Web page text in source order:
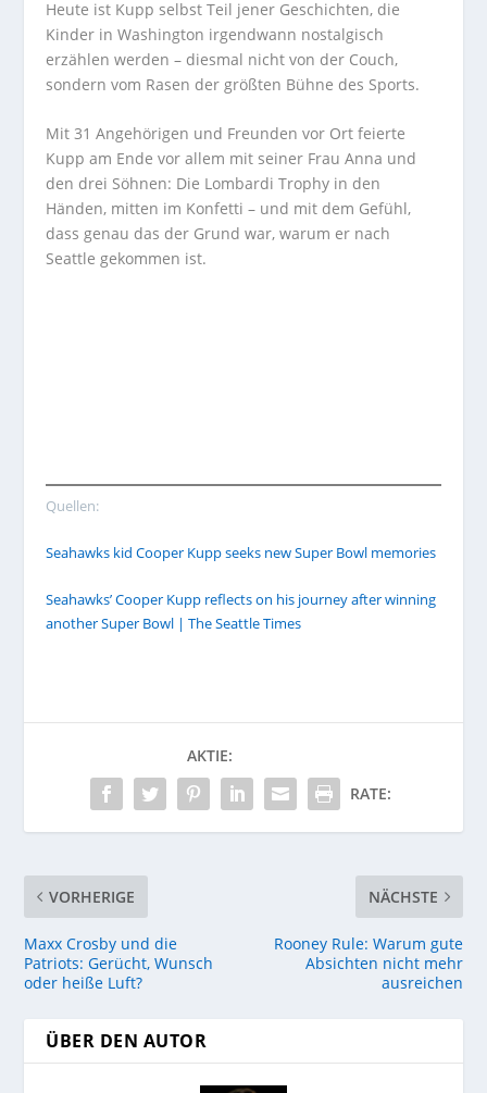
Heute ist Kupp selbst Teil jener Geschichten, die
Kinder in Washington irgendwann nostalgisch
erzählen werden – diesmal nicht von der Couch,
sondern vom Rasen der größten Bühne des Sports.
Mit 31 Angehörigen und Freunden vor Ort feierte
Kupp am Ende vor allem mit seiner Frau Anna und
den drei Söhnen: Die Lombardi Trophy in den
Händen, mitten im Konfetti – und mit dem Gefühl,
dass genau das der Grund war, warum er nach
Seattle gekommen ist.
Quellen:
Seahawks kid Cooper Kupp seeks new Super Bowl memories
Seahawks’ Cooper Kupp reflects on his journey after winning
another Super Bowl | The Seattle Times
AKTIE:
RATE:
VORHERIGE
Maxx Crosby und die
Patriots: Gerücht, Wunsch
oder heiße Luft?
NÄCHSTE
Rooney Rule: Warum gute
Absichten nicht mehr
ausreichen
ÜBER DEN AUTOR